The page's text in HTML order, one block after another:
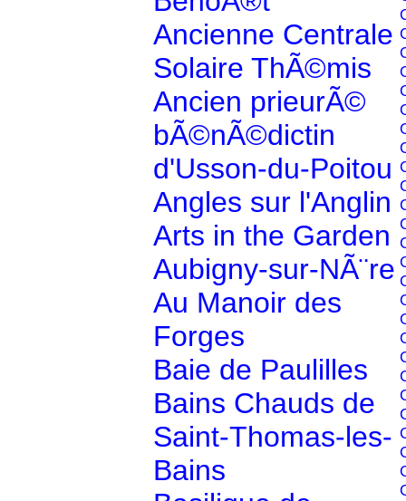
Ancienne Centrale
Solaire ThÃ©mis
Ancien prieurÃ©
bÃ©nÃ©dictin
d'Usson-du-Poitou
Angles sur l'Anglin
Arts in the Garden
Aubigny-sur-NÃ¨re
Au Manoir des
Forges
Baie de Paulilles
Bains Chauds de
Saint-Thomas-les-
Bains